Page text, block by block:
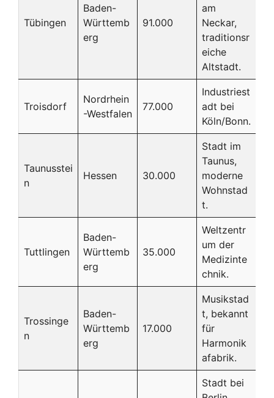
Tübingen
Baden-
Württemb
erg
91.000
am
Neckar,
traditionsr
eiche
Altstadt.
Troisdorf
Nordrhein
-Westfalen
77.000
Industriest
adt bei
Köln/Bonn.
Taunusstei
n
Hessen 30.000
Stadt im
Taunus,
moderne
Wohnstad
t.
Tuttlingen
Baden-
Württemb
erg
35.000
Weltzentr
um der
Medizinte
chnik.
Trossinge
n
Baden-
Württemb
erg
17.000
Musikstad
t, bekannt
für
Harmonik
afabrik.
Stadt bei